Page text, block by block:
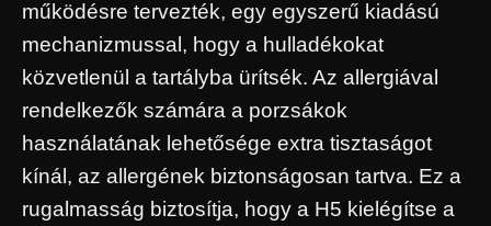
működésre tervezték, egy egyszerű kiadású
mechanizmussal, hogy a hulladékokat
közvetlenül a tartályba ürítsék. Az allergiával
rendelkezők számára a porzsákok
használatának lehetősége extra tisztaságot
kínál, az allergének biztonságosan tartva. Ez a
rugalmasság biztosítja, hogy a H5 kielégítse a